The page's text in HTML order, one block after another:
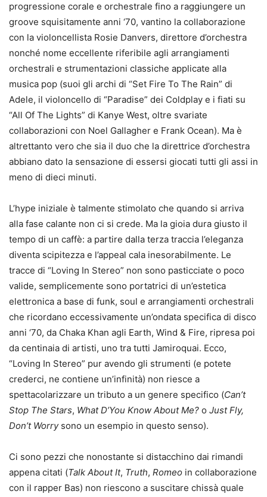
progressione corale e orchestrale fino a raggiungere un
groove squisitamente anni ‘70, vantino la collaborazione
con la violoncellista Rosie Danvers, direttore d’orchestra
nonché nome eccellente riferibile agli arrangiamenti
orchestrali e strumentazioni classiche applicate alla
musica pop (suoi gli archi di “Set Fire To The Rain” di
Adele, il violoncello di “Paradise” dei Coldplay e i fiati su
“All Of The Lights” di Kanye West, oltre svariate
collaborazioni con Noel Gallagher e Frank Ocean). Ma è
altrettanto vero che sia il duo che la direttrice d’orchestra
abbiano dato la sensazione di essersi giocati tutti gli assi in
meno di dieci minuti.
L’hype iniziale è talmente stimolato che quando si arriva
alla fase calante non ci si crede. Ma la gioia dura giusto il
tempo di un caffè: a partire dalla terza traccia l’eleganza
diventa scipitezza e l’appeal cala inesorabilmente. Le
tracce di “Loving In Stereo” non sono pasticciate o poco
valide, semplicemente sono portatrici di un’estetica
elettronica a base di funk, soul e arrangiamenti orchestrali
che ricordano eccessivamente un’ondata specifica di disco
anni ‘70, da Chaka Khan agli Earth, Wind & Fire, ripresa poi
da centinaia di artisti, uno tra tutti Jamiroquai. Ecco,
“Loving In Stereo” pur avendo gli strumenti (e potete
crederci, ne contiene un’infinità) non riesce a
spettacolarizzare un tributo a un genere specifico (Can’t
Stop The Stars, What D’You Know About Me? o Just Fly,
Don’t Worrysono un esempio in questo senso).
Ci sono pezzi che nonostante si distacchino dai rimandi
appena citati (Talk About It, Truth, Romeo in collaborazione
con il rapper Bas) non riescono a suscitare chissà quale